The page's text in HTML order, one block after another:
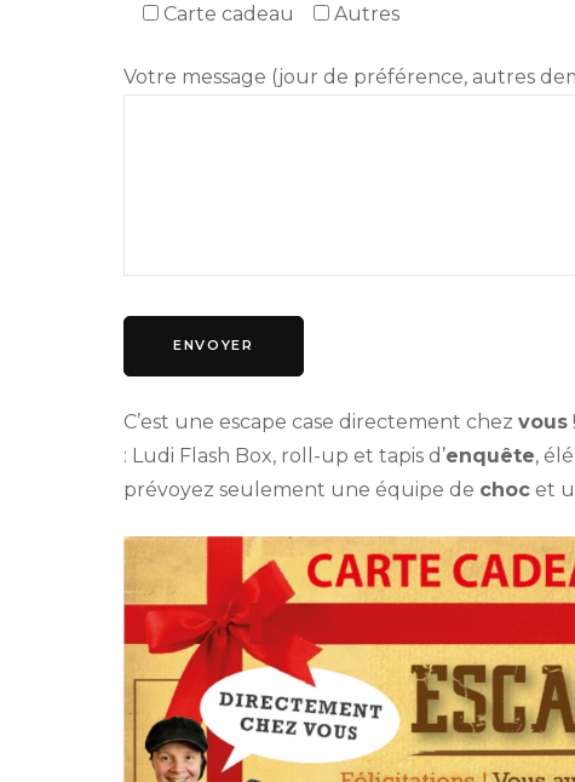
Carte cadeau
Autres
Votre message (jour de préférence, autres
C’est une escape case directement chez vous
: Ludi Flash Box, roll-up et tapis d’enquête,
prévoyez seulement une équipe de choc et